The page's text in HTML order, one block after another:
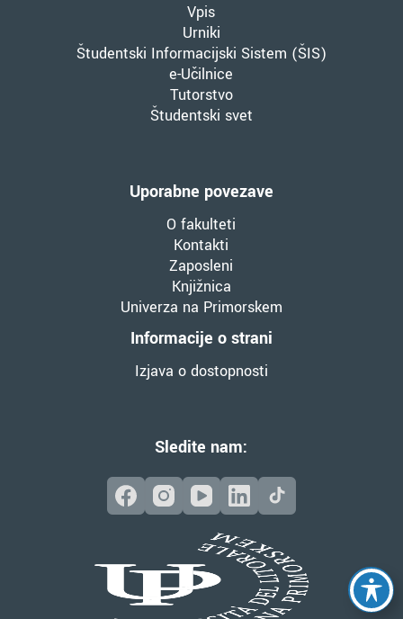
Vpis
Urniki
Študentski Informacijski Sistem (ŠIS)
e-Učilnice
Tutorstvo
Študentski svet
Uporabne povezave
O fakulteti
Kontakti
Zaposleni
Knjižnica
Univerza na Primorskem
Informacije o strani
Izjava o dostopnosti
Sledite nam: